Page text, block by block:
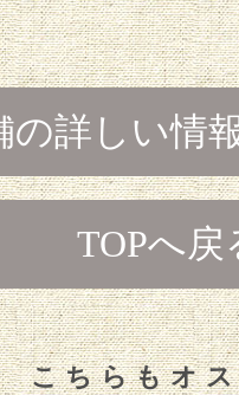
の詳しい情
TOPへ戻
こちらもオ